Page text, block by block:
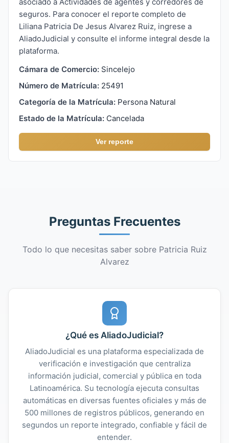
seguros. Para conocer el reporte completo de
Liliana Patricia De Jesus Alvarez Ruiz, ingrese a
AliadoJudicial y consulte el informe integral desde la
plataforma.
Cámara de Comercio: Sincelejo
Número de Matrícula: 25491
Categoría de la Matrícula: Persona Natural
Estado de la Matrícula: Cancelada
Ver reporte
Preguntas Frecuentes
Todo lo que necesitas saber sobre Patricia Ruiz
Alvarez
¿Qué es AliadoJudicial?
AliadoJudicial es una plataforma especializada de
verificación e investigación que centraliza
información judicial, comercial y pública en toda
Latinoamérica. Su tecnología ejecuta consultas
automáticas en diversas fuentes oficiales y más de
500 millones de registros públicos, generando en
segundos un reporte integrado, confiable y fácil de
entender.